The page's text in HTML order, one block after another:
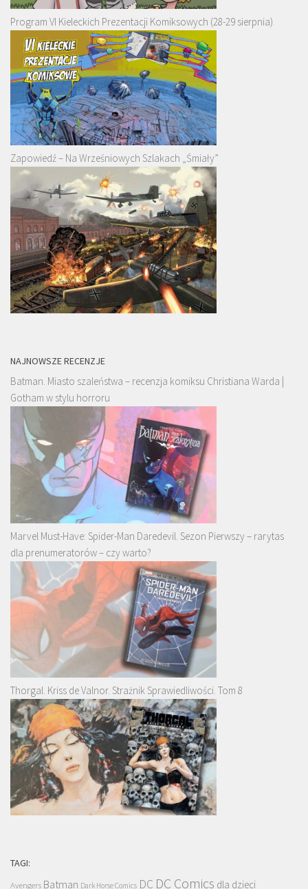
Program VI Kieleckich Prezentacji Komiksowych (28-29 sierpnia)
Zapowiedź – Na Wrześniowych Szlakach „Śmiały”
NAJNOWSZE RECENZJE
Batman. Miasto szaleństwa – recenzja komiksu Christiana Warda |
Gotham w stylu horroru
Marvel Must-Have: Spider-Man Daredevil. Sezon Pierwszy – rarytas
dla prenumeratorów – czy warto?
Thorgal. Kriss de Valnor. Strażnik Sprawiedliwości. Tom 8
TAGI:
Avengers Batman Dark Horse Comics DC DC Comics dla dzieci